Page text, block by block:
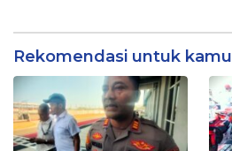
Rekomendasi untuk kamu